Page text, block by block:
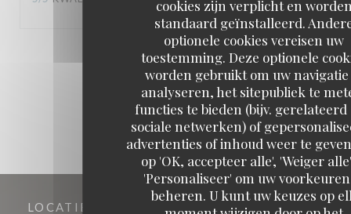
cookies zijn verplicht en
standaard geïnstalleerd.
optionele cookies vereisen uw
toestemming. Deze optionele
worden gebruikt om uw
analyseren, het sitepubliek te
functies te bieden (bijv. gerelateerd
sociale netwerken) of
advertenties of inhoud weer te
op 'OK, accepteer alle', 'Weiger
'Personaliseer' om uw
beheren. U kunt uw keuzes op
2 3
LOCATIE